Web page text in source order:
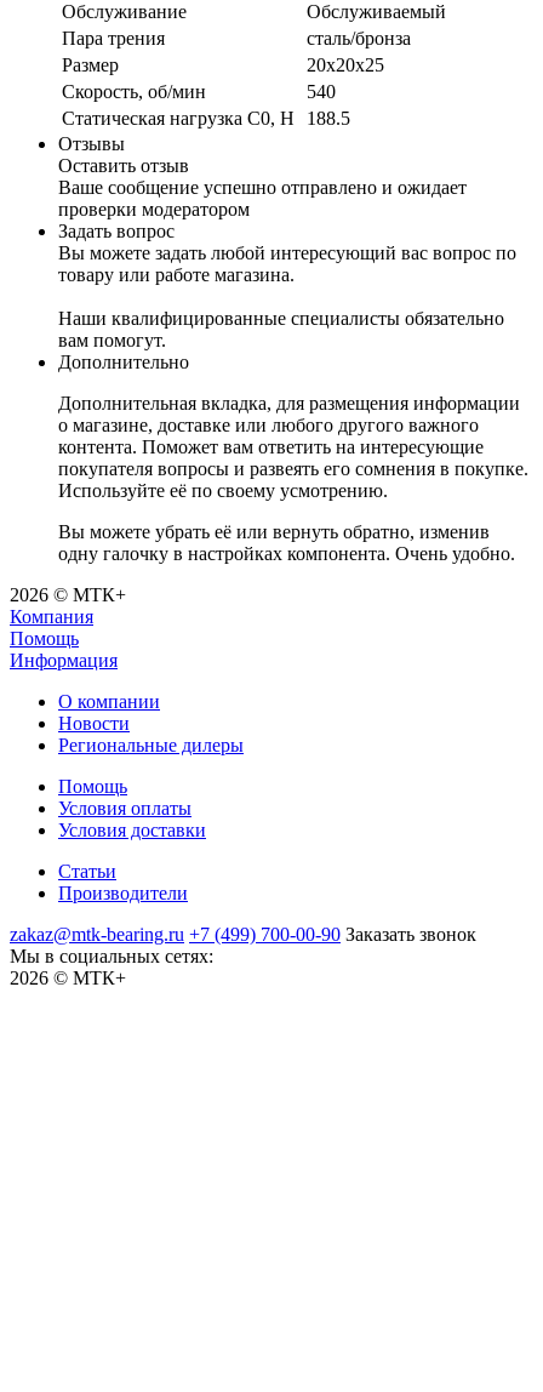
Обслуживание
Обслуживаемый
Пара трения
сталь/бронза
Размер
20x20x25
Скорость, об/мин
540
Статическая нагрузка C0, Н
188.5
Отзывы
Оставить отзыв
Ваше сообщение успешно отправлено и ожидает
проверки модератором
Задать вопрос
Вы можете задать любой интересующий вас вопрос по
товару или работе магазина.
Наши квалифицированные специалисты обязательно
вам помогут.
Дополнительно
Дополнительная вкладка, для размещения информации
о магазине, доставке или любого другого важного
контента. Поможет вам ответить на интересующие
покупателя вопросы и развеять его сомнения в покупке.
Используйте её по своему усмотрению.
Вы можете убрать её или вернуть обратно, изменив
одну галочку в настройках компонента. Очень удобно.
2026 © МТК+
Компания
Помощь
Информация
О компании
Новости
Региональные дилеры
Помощь
Условия оплаты
Условия доставки
Статьи
Производители
zakaz@mtk-bearing.ru +7 (499) 700-00-90 Заказать звонок
Мы в социальных сетях:
2026 © МТК+